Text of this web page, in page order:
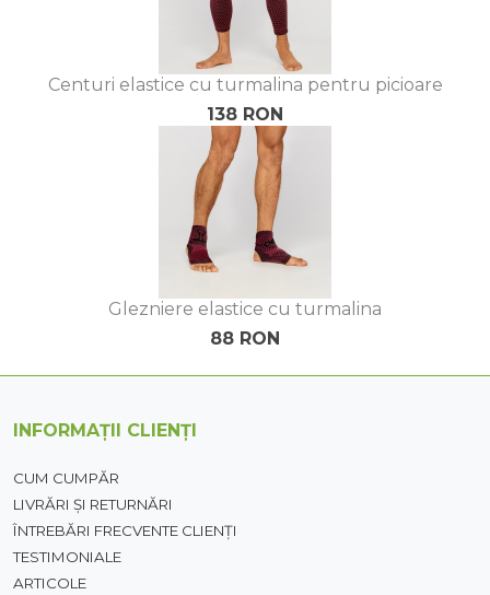
Centuri elastice cu turmalina pentru picioare
138 RON
Glezniere elastice cu turmalina
88 RON
INFORMAȚII CLIENȚI
CUM CUMPĂR
LIVRĂRI ȘI RETURNĂRI
ÎNTREBĂRI FRECVENTE CLIENȚI
TESTIMONIALE
ARTICOLE